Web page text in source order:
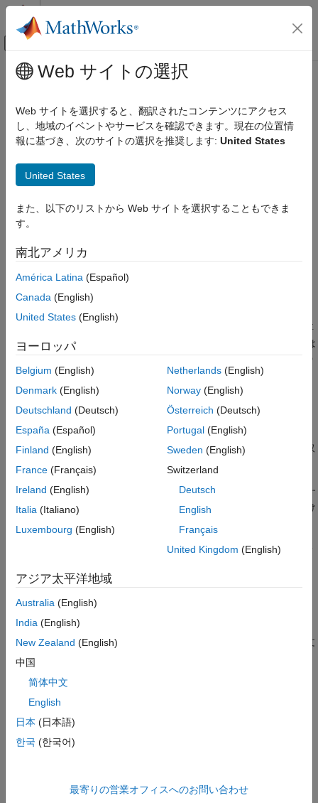
コンテンツへスキップ
オフキャンバス ナビゲーション メ
ドキュメンテーションのホーム
Signal Processing Toolbox
測定と特徴抽出
Signal Processing Toolbox
変換、相関、およびモデリング
相関と畳み込み
dtw
例
出力引数
詳細
参照
拡張機能
メインコンテンツ
dtw
動的タイム ワーピングを使用した信号間の距離
構文
[dist,ix,iy] = dtw(x,y)
[
dtw( ___
説明
dist= dtw(x,y
ユークリッド距離の和
の各要
素を必要な回数だけ繰り返します。
は
列の繰り返しにより引き伸ばしを行います。その場合、xとyの
行数は同じでなければなりません。
[dist ,ix,iy] = dtw( は、時点の共通セット、すなわち
ーピング パス" を返し、それらの間でdistはx(ix
) が取
ベクトルixとベクトル
は同じ長さです。それぞれに、対応す
る信号xまたは
の要素に対するインデックスが必要な回数だけ
はx(:,ix)とy(:,iy)の分離間隔
[___] = dtw(
線近似のmaxsampサンプル内になるように制限します。この構文
は、前述の構文の出力引数のいずれかを返します。
例
[___] = dtw(
に加えて使用する距離計量を指定します。
出力引数を指定しないdtw( ___)は、元の信号と整列後の信号を
Web サイトの選択
Web サイトを選択すると、翻訳されたコンテンツにアクセス
し、地域のイベントやサービスを確認できます。現在の位置情
報に基づき、次のサイトの選択を推奨します: United States
United States
また、以下のリストから Web サイトを選択することもできま
す。
南北アメリカ
América Latina (Español)
Canada (English)
United States (English)
ヨーロッパ
Belgium (English)
Denmark (English)
Deutschland (Deutsch)
España (Español)
Finland (English)
France (Français)
Ireland (English)
Italia (Italiano)
Luxembourg (English)
Netherlands(English)
Norway(English)
Österreich (Deutsch)
Portugal(English)
Sweden (English)
Switzerland
Deutsch
English
Français
United Kingdom (English)
アジア太平洋地域
Australia (English)
India (English)
New Zealand (English)
中国
简体中文
English
日本 (日本語)
한국 (한국어)
最寄りの営業オフィスへのお問い合わせ